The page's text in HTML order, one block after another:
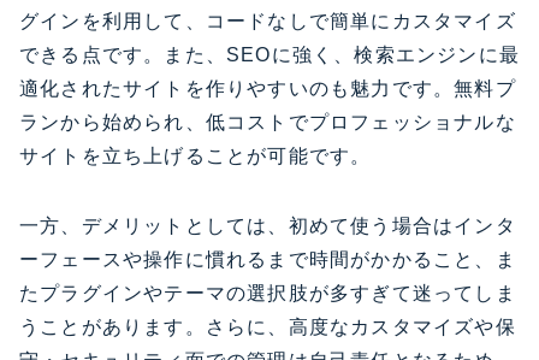
グインを利用して、コードなしで簡単にカスタマイズ
できる点です。また、SEOに強く、検索エンジンに最
適化されたサイトを作りやすいのも魅力です。無料プ
ランから始められ、低コストでプロフェッショナルな
サイトを立ち上げることが可能です。
一方、デメリットとしては、初めて使う場合はインタ
ーフェースや操作に慣れるまで時間がかかること、ま
たプラグインやテーマの選択肢が多すぎて迷ってしま
うことがあります。さらに、高度なカスタマイズや保